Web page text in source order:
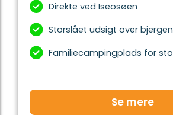
Direkte ved Iseosøen
Storslået udsigt over
Familiecampingplads for
Se mere